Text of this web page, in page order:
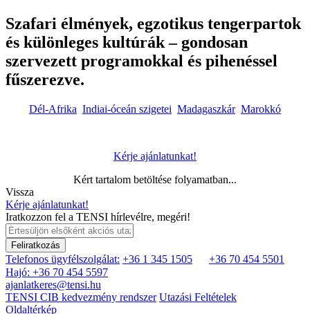
Szafari élmények, egzotikus tengerpartok
és különleges kultúrák – gondosan
szervezett programokkal és pihenéssel
fűszerezve.
Dél-Afrika Indiai-óceán szigetei Madagaszkár Marokkó
Kérje ajánlatunkat!
Kért tartalom betöltése folyamatban...
Vissza
Kérje ajánlatunkat!
Iratkozzon fel a TENSI hírlevélre, megéri!
Feliratkozás
Telefonos ügyfélszolgálat: +36 1 345 1505
+36 70 454 5501
Hajó: +36 70 454 5597
ajanlatkeres@tensi.hu
TENSI CIB kedvezmény rendszer Utazási Feltételek
Oldaltérkép